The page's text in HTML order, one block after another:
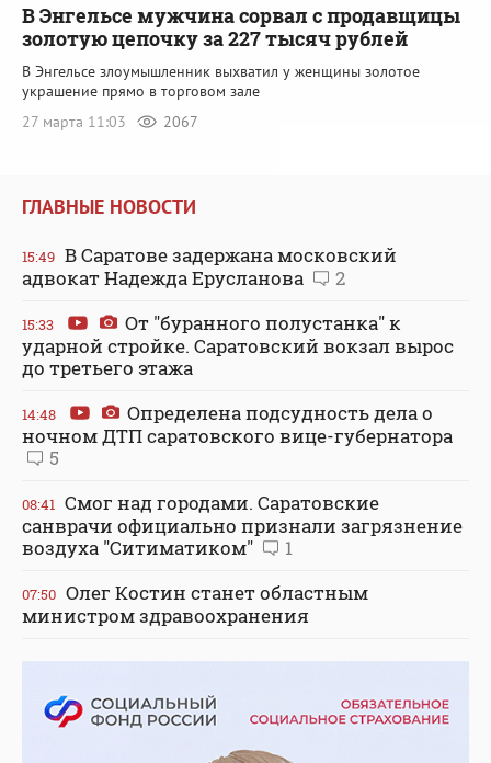
В Энгельсе мужчина сорвал с продавщицы
золотую цепочку за 227 тысяч рублей
В Энгельсе злоумышленник выхватил у женщины золотое
украшение прямо в торговом зале
27 марта 11:03
2067
ГЛАВНЫЕ НОВОСТИ
15:49 В Саратове задержана московский
адвокат Надежда Ерусланова
2
15:33
От "буранного полустанка" к
ударной стройке. Саратовский вокзал вырос
до третьего этажа
14:48
Определена подсудность дела о
ночном ДТП саратовского вице-губернатора
5
08:41 Смог над городами. Саратовские
санврачи официально признали загрязнение
воздуха "Ситиматиком"
1
07:50 Олег Костин станет областным
министром здравоохранения